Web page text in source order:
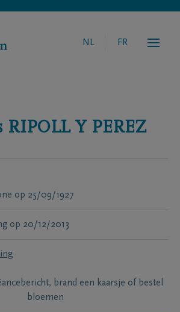
NL FR
RIPOLL Y PEREZ
op 25/09/1927
op 20/12/2013
brand een kaarsje of bestel
bloemen